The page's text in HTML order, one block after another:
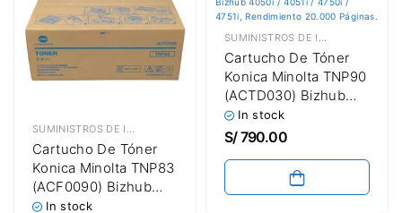
SUMINISTROS DE IMPRESIÓN TÓNER KONICA MINOLTA
Cartucho De Tóner
Konica Minolta TNP83
(ACF0090) Bizhub
4000i / 4020i (220V)
In stock
SUMINISTROS DE IMPRESIÓN
Cartucho De Tóner
Konica Minolta TNP90
(ACTD030) Bizhub
4050i / 4051i / 4750i /
4751i (220V) Black
In stock
S/790.00